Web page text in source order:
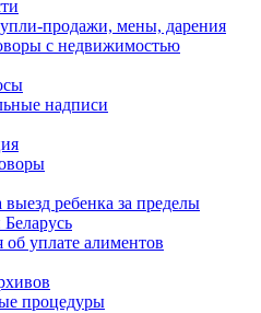
продажи, мены, дарения
с недвижимостью
надписи
выезд ребенка за пределы
уплате алиментов
процедуры